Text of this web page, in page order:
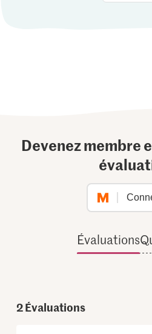
Devenez membre
Évaluations
2Évaluations